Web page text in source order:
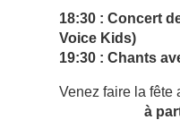
18:30 : Concert
Voice Kids)
19:30 : Chants
Venez faire la fête
à